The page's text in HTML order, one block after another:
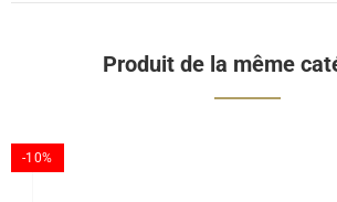
Produit de la même
-10%